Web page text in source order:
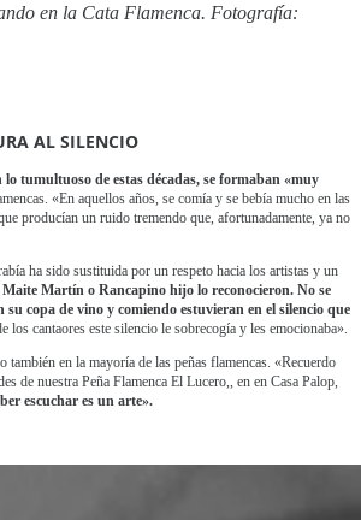
en la Cata Flamenca. Fotografía:
AL SILENCIO
lo tumultuoso de estas décadas, se formaban «muy
«En aquellos años, se comía y se bebía mucho en las
producían un ruido tremendo que, afortunadamente, ya no
ha sido sustituida por un respeto hacia los artistas y un
Martín o Rancapino hijo lo reconocieron. No se
su copa de vino y comiendo estuvieran en el silencio que
los cantaores este silencio le sobrecogía y les emocionaba».
también en la mayoría de las peñas flamencas. «Recuerdo
de nuestra Peña Flamenca El Lucero,, en en Casa Palop,
escuchar es un arte».